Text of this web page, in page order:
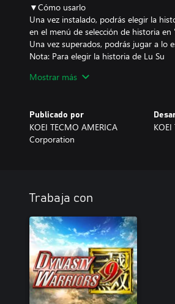
▼Cómo usarlo
Una vez instalado, podrás elegir la
en el menú de selección de historia en
Una vez superados, podrás jugar a lo
Nota: Para elegir la historia de Lu Su
Mostrar más
Publicado por
KOEI TECMO AMERICA
Corporation
Trabaja con